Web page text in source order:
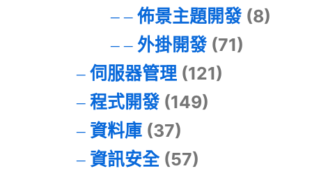
佈景主題開發(8)
外掛開發(71)
伺服器管理(121)
程式開發(149)
資料庫(37)
資訊安全(57)